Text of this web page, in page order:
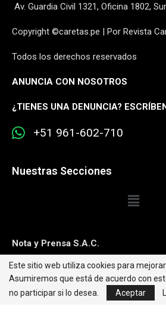
Av. Guardia Civil 1321, Oficina 1802,
Copyright ©caretas.pe | Por Revista
Todos los derechos reservados
ANUNCIA CON NOSOTROS
¿TIENES UNA DENUNCIA?
+51 961-602-710
Nuestras Secciones
Nota y Prensa S.A.C.
Contacto:editorweb@caretas.com.pe
Síguenos:
Este sitio web utiliza cookies para
Asumiremos que está de acuerdo con
no participar si lo desea.
Aceptar